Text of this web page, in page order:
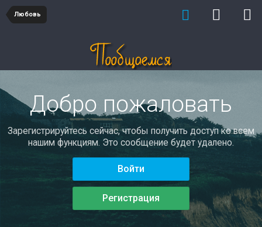
Любовь
Добро пожаловать
Зарегистрируйтесь сейчас, чтобы получить доступ ко всем
нашим функциям. Это сообщение будет удалено.
Войти
Регистрация